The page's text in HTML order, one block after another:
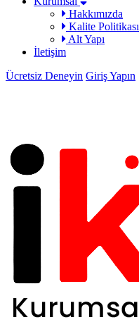
Hakkımızda
Kalite Politikası
Alt Yapı
İletişim
Ücretsiz Deneyin Giriş Yapın